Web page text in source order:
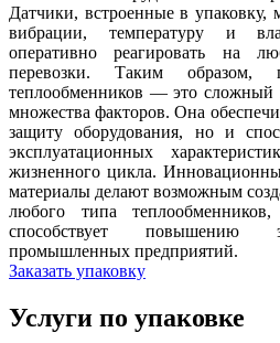
Датчики, встроенные в упаковку,
вибрации, температуру и
оперативно реагировать на
перевозки. Таким образом,
теплообменников — это сложный
множества факторов. Она
защиту оборудования, но и
эксплуатационных
жизненного цикла.
материалы делают возможным
любого типа
способствует повышению
промышленных предприятий.
Заказать упаковку
Услуги по упаковке